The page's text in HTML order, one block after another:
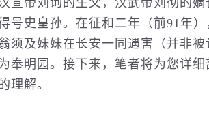
宣帝刘询的生父，汉武帝刘彻的
号史皇孙。在征和二年（前91年
须及妹妹在长安一同遇害（并非
奉明园。接下来，笔者将为您详细
理解。